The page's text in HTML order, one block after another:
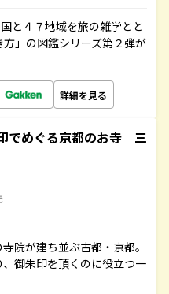
と４７地域を旅の雑学とと
」の図鑑シリーズ第２弾が
詳細を見る
でめぐる京都のお寺 三
院が建ち並ぶ古都・京都。
御朱印を頂くのに役立つ一